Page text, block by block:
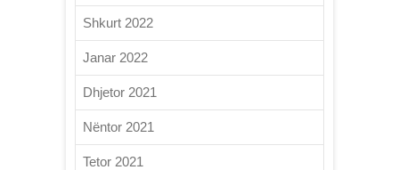
Shkurt 2022
Janar 2022
Dhjetor 2021
Nëntor 2021
Tetor 2021